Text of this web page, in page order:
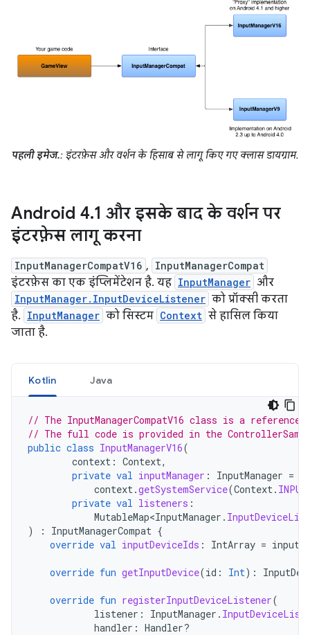
पहली इमेज.: इंटरफ़ेस और वर्शन के हिसाब से लागू किए गए क्लास डायग्राम.
Android 4.1 और इसके बाद के वर्शन पर
इंटरफ़ेस लागू करना
InputManagerCompatV16 , InputManagerCompat
इंटरफ़ेस का एक इंप्लिमेंटेशन है. यह InputManager और
InputManager.InputDeviceListener को प्रॉक्सी करता
है. InputManager को सिस्टम Context से हासिल किया
जाता है.
Kotlin Java
// The InputManagerCompatV16 class is a reference
// The full code is provided in the
public class InputManagerV16(
context : Context,
private val inputManager : InputManager =
context.getSystemService(Context.
private val listeners :
MutableMap<InputManager .
)
: InputManagerCompat {
override val inputDeviceIds : IntArray =
override fun getInputDevice(id : Int):
override fun registerInputDeviceListener(
listener : InputManager .
handler : Handler?